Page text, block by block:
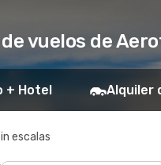
vuelos de
+ Hotel Alquiler
escalas